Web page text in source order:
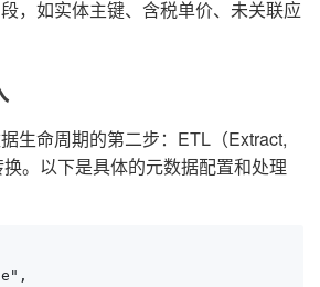
，如实体主键、含税单价、未关联应
生命周期的第二步：ETL（Extract,
。以下是具体的元数据配置和处理